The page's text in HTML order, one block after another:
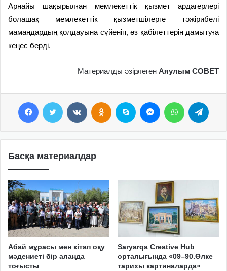
Арнайы шақырылған мемлекеттік қызмет ардагерлері
болашақ мемлекеттік қызметшілерге тәжірибелі
мамандардың қолдауына сүйеніп, өз қабілеттерін дамытуға
кеңес берді.
Материалды әзірлеген Аяулым СОВЕТ
Басқа материалдар
Абай мұрасы мен кітап оқу
мәдениеті бір алаңда
тоғысты
Saryarqa Creative Hub
орталығында «09–90.Өлке
тарихы картиналарда»